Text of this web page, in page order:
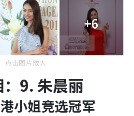
+6
点击图片放大
9. 朱晨丽
小姐竞选冠军